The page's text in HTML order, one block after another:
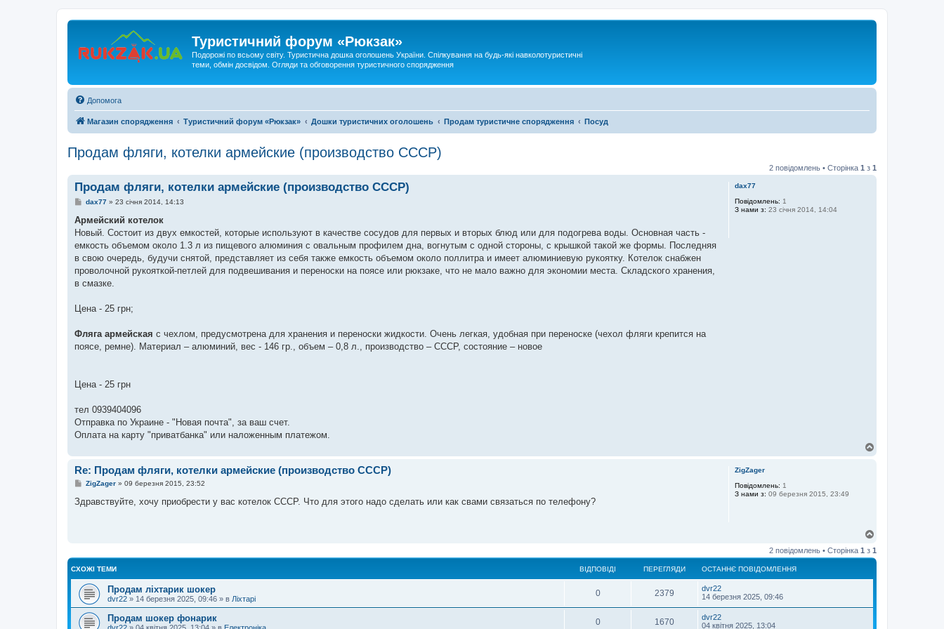
Туристичний форум «Рюкзак»
Подорожі по всьому світу. Туристична дошка оголошень України. Спілкування на будь-які навколотуристичні
теми, обмін досвідом. Огляди та обговорення туристичного спорядження
Допомога
Магазин спорядження Туристичний форум «Рюкзак» Дошки туристичних оголошень Продам туристичне спорядження Посуд
Продам фляги, котелки армейские (производство СССР)
2 повідомлень • Сторінка 1 з 1
dax77
Повідомлень: 1
З нами з: 23 січня 2014, 14:04
Продам фляги, котелки армейские (производство СССР)
П
в
і
д
о
л
е
н
dax77» 23 січня 2014, 14:13
Армейский котелок
Новый. Состоит из двух емкостей, которые используют в качестве сосудов для первых и вторых блюд или для подогрева воды. Основная часть -
емкость объемом около 1.3 л из пищевого алюминия с овальным профилем дна, вогнутым с одной стороны, с крышкой такой же формы. Последняя
в свою очередь, будучи снятой, представляет из себя также емкость объемом около поллитра и имеет алюминиевую рукоятку. Котелок снабжен
проволочной рукояткой-петлей для подвешивания и переноски на поясе или рюкзаке, что не мало важно для экономии места. Складского хранения,
в смазке.
Цена - 25 грн;
Фляга армейская с чехлом, предусмотрена для хранения и переноски жидкости. Очень легкая, удобная при переноске (чехол фляги крепится на
поясе, ремне). Материал – алюминий, вес - 146 гр., объем – 0,8 л., производство – СССР, состояние – новое
Цена - 25 грн
тел 0939404096
Отправка по Украине - "Новая почта", за ваш счет.
Оплата на карту "приватбанка" или наложенным платежом.
ZigZager
Повідомлень: 1
З нами з: 09 березня 2015, 23:49
Re: Продам фляги, котелки армейские (производство СССР)
П
в
н
н
ZigZager» 09 березня 2015, 23:52
Здравствуйте, хочу приобрести у вас котелок СССР. Что для этого надо сделать или как свами связаться по телефону?
г
о
2 повідомлень • Сторінка 1 з 1
СХОЖІ ТЕМИ ВІДПОВІДІ ПЕРЕГЛЯДИ ОСТАННЄ ПОВІДОМЛЕННЯ
Продам ліхтарик шокер
dvr22 » 14 березня 2025, 09:46 » в Ліхтарі
0 2379
dvr22
14 березня 2025, 09:46
Продам шокер фонарик
dvr22 » 04 квітня 2025, 13:04 » в Електроніка
0 1670
dvr22
04 квітня 2025, 13:04